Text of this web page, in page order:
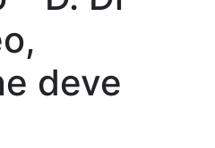
deve